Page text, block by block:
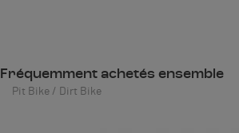
Fréquemment achetés ensemble
Pit Bike / Dirt Bike